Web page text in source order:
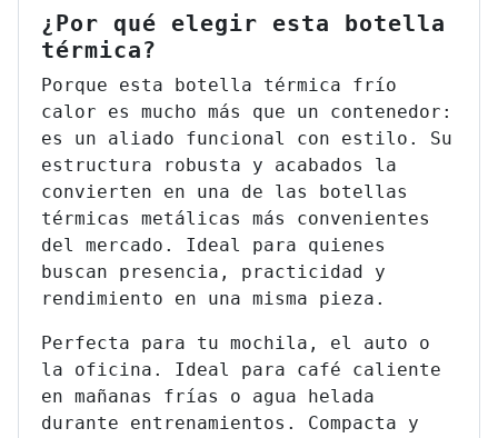
¿Por qué elegir esta botella
térmica?
Porque esta botella térmica frío
calor es mucho más que un contenedor:
es un aliado funcional con estilo. Su
estructura robusta y acabados la
convierten en una de las botellas
térmicas metálicas más convenientes
del mercado. Ideal para quienes
buscan presencia, practicidad y
rendimiento en una misma pieza.
Perfecta para tu mochila, el auto o
la oficina. Ideal para café caliente
en mañanas frías o agua helada
durante entrenamientos. Compacta y